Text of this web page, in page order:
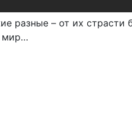
разные – от их
мир…